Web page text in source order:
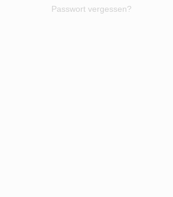
Passwort vergessen?